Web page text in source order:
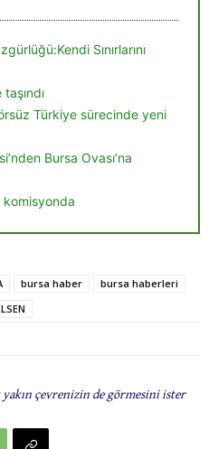
Sınırlarını
Türkiye sürecinde yeni
Bursa Ovası’na
komisyonda
bursa haber
bursa haberleri
yakın çevrenizin de görmesini ister